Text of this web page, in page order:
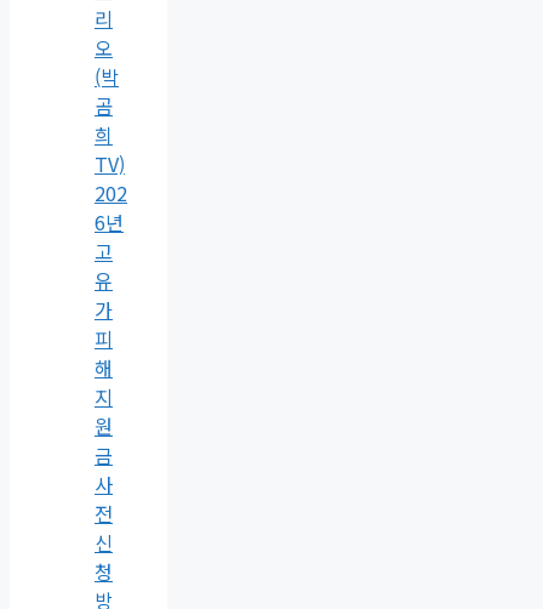
리
오
(박
곰
희
TV)
202
6년
고
유
가
피
해
지
원
금
사
전
신
청
방